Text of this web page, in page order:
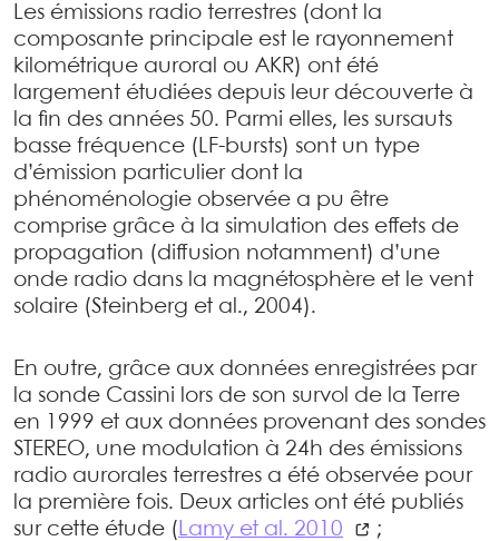
Les émissions radio terrestres (dont la
composante principale est le rayonnement
kilométrique auroral ou AKR) ont été
largement étudiées depuis leur découverte à
la fin des années 50. Parmi elles, les sursauts
basse fréquence (LF-bursts) sont un type
d’émission particulier dont la
phénoménologie observée a pu être
comprise grâce à la simulation des effets de
propagation (diffusion notamment) d’une
onde radio dans la magnétosphère et le vent
solaire (Steinberg et al., 2004).
En outre, grâce aux données enregistrées par
la sonde Cassini lors de son survol de la Terre
en 1999 et aux données provenant des sondes
STEREO, une modulation à 24h des émissions
radio aurorales terrestres a été observée pour
la première fois. Deux articles ont été publiés
sur cette étude ( Lamy et al. 2010
;